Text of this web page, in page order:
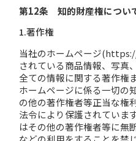
第12条 知的財産権につい
1.著作権
当社のホームページ
されている商品情報、写真
全ての情報に関する著作権
ホームページに係る一切の
の他の著作権者等正当な権
法令により保護されていま
はその他の著作権者等に無